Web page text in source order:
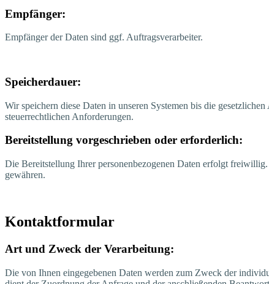
Emp­fän­ger:
Emp­fän­ger der Daten sind ggf. Auftragsverarbeiter.
Spei­cher­dau­er:
Wir spei­chern die­se Daten in unse­ren Sys­te­men bis die
steu­er­recht­li­chen Anforderungen.
Bereit­stel­lung vor­ge­schrie­ben oder erforderlich:
Die Bereit­stel­lung Ihrer per­so­nen­be­zo­ge­nen Daten erfolgt
gewähren.
Kon­takt­for­mu­lar
Art und Zweck der Verarbeitung:
Die von Ihnen ein­ge­ge­be­nen Daten wer­den zum Zweck der